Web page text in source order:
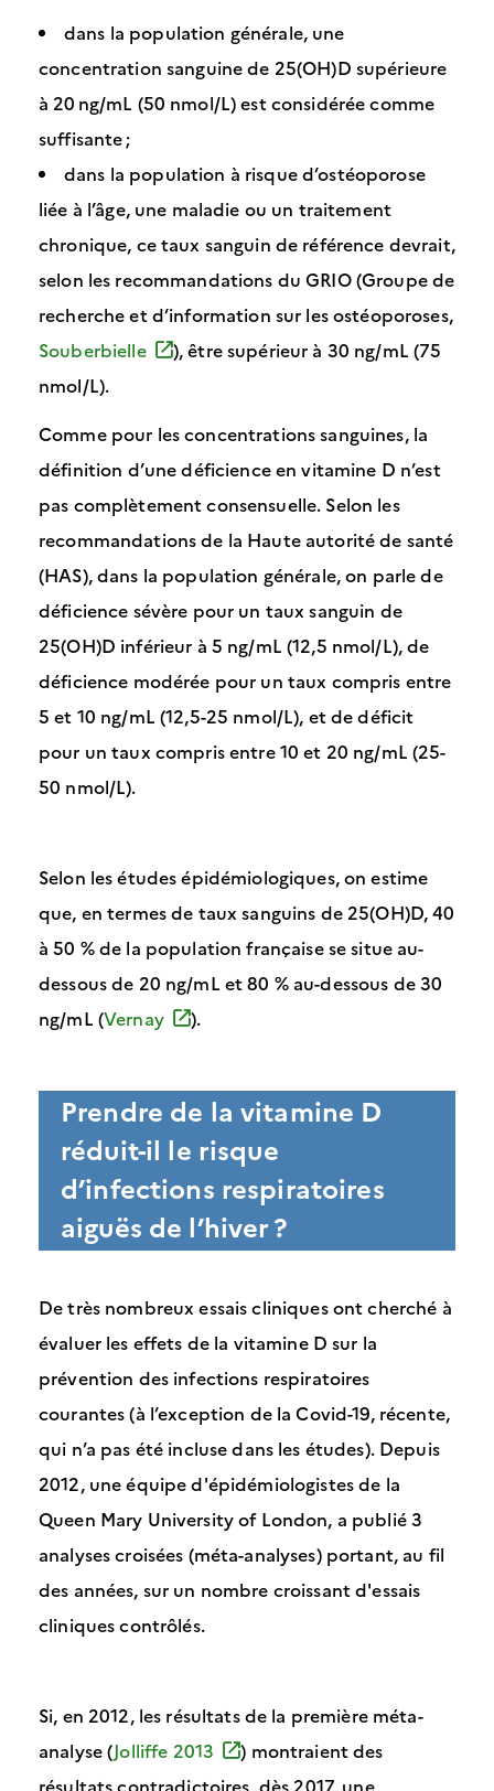
dans la population générale, une
concentration sanguine de 25(OH)D supérieure
à 20 ng/mL (50 nmol/L) est considérée comme
suffisante ;
dans la population à risque d’ostéoporose
liée à l’âge, une maladie ou un traitement
chronique, ce taux sanguin de référence devrait,
selon les recommandations du GRIO (Groupe de
recherche et d’information sur les ostéoporoses,
Souberbielle
), être supérieur à 30 ng/mL (75
nmol/L).
Comme pour les concentrations sanguines, la
définition d’une déficience en vitamine D n’est
pas complètement consensuelle. Selon les
recommandations de la Haute autorité de santé
(HAS), dans la population générale, on parle de
déficience sévère pour un taux sanguin de
25(OH)D inférieur à 5 ng/mL (12,5 nmol/L), de
déficience modérée pour un taux compris entre
5 et 10 ng/mL (12,5-25 nmol/L), et de déficit
pour un taux compris entre 10 et 20 ng/mL (25-
50 nmol/L).
Selon les études épidémiologiques, on estime
que, en termes de taux sanguins de 25(OH)D, 40
à 50 % de la population française se situe au-
dessous de 20 ng/mL et 80 % au-dessous de 30
ng/mL (Vernay ).
Prendre de la vitamine D
réduit-il le risque
d’infections respiratoires
aiguës de l’hiver ?
De très nombreux essais cliniques ont cherché à
évaluer les effets de la vitamine D sur la
prévention des infections respiratoires
courantes (à l’exception de la Covid-19, récente,
qui n’a pas été incluse dans les études). Depuis
2012, une équipe d'épidémiologistes de la
Queen Mary University of London, a publié 3
analyses croisées (méta-analyses) portant, au fil
des années, sur un nombre croissant d'essais
cliniques contrôlés.
Si, en 2012, les résultats de la première méta-
analyse (Jolliffe 2013
) montraient des
résultats contradictoires, dès 2017, une